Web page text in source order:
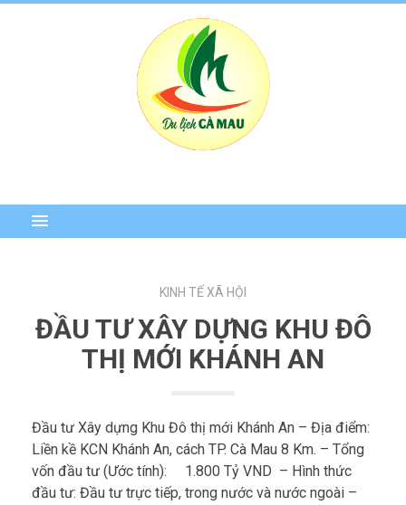
KINH TẾ XÃ HỘI
ĐẦU TƯ XÂY DỰNG KHU ĐÔ
THỊ MỚI KHÁNH AN
Đầu tư Xây dựng Khu Đô thị mới Khánh An – Địa điểm:
Liền kề KCN Khánh An, cách TP. Cà Mau 8 Km. – Tổng
vốn đầu tư (Ước tính): 1.800 Tỷ VND – Hình thức
đầu tư: Đầu tư trực tiếp, trong nước và nước ngoài –